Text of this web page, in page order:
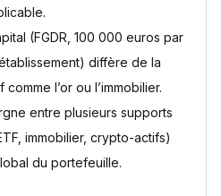
(FGDR, 100 000 euros par
diffère de la
l’or ou l’immobilier.
entre plusieurs supports
immobilier, crypto-actifs)
du portefeuille.